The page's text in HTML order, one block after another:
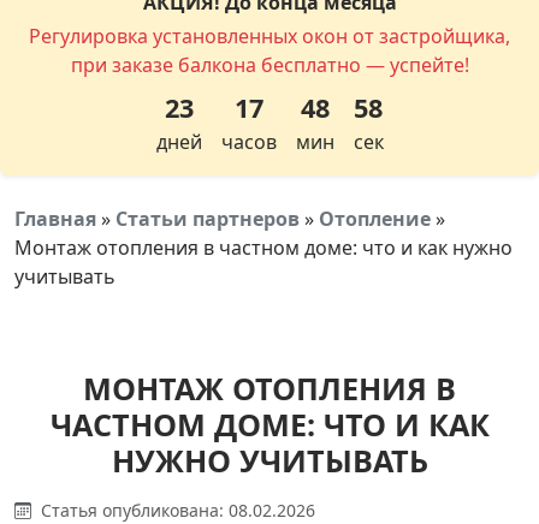
Регулировка установленных окон от застройщика,
при заказе балкона бесплатно — успейте!
23
дней
17
часов
48
мин
58
сек
Главная» Статьи партнеров» Отопление»
Монтаж отопления в частном доме: что и как нужно
учитывать
МОНТАЖ ОТОПЛЕНИЯ В
ЧАСТНОМ ДОМЕ: ЧТО И КАК
НУЖНО УЧИТЫВАТЬ
Статья опубликована: 08.02.2026